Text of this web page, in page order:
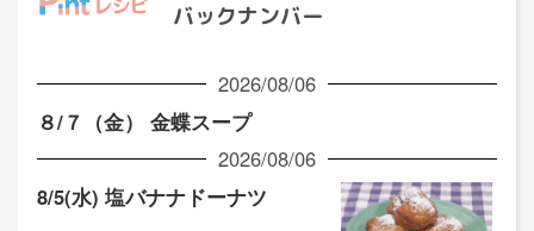
バックナンバー
2026/08/06
８/７（金） 金蝶スープ
2026/08/06
8/5(水) 塩バナナドーナツ